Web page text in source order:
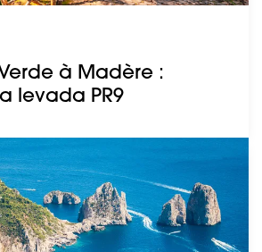
à Madère :
levada PR9